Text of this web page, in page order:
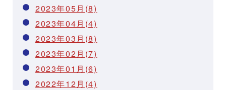
2023年05月(8)
2023年04月(4)
2023年03月(8)
2023年02月(7)
2023年01月(6)
2022年12月(4)